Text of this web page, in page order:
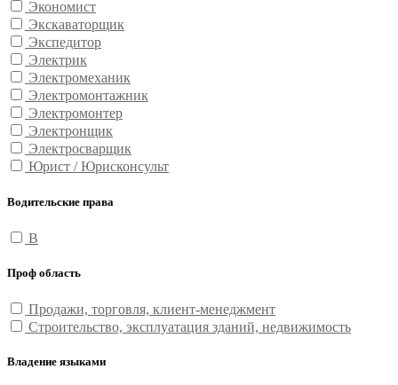
Экономист
Экскаваторщик
Экспедитор
Электрик
Электромеханик
Электромонтажник
Электромонтер
Электронщик
Электросварщик
Юрист / Юрисконсульт
Водительские права
B
Проф область
Продажи, торговля, клиент-менеджмент
Строительство, эксплуатация зданий, недвижимость
Владение языками